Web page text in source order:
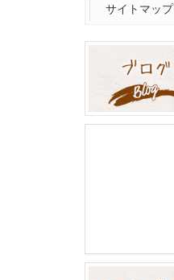
サイトマップ